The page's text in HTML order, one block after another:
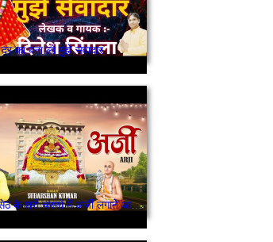
दर का बना लो मुझे सेवादार
सांवलिया सेठ के श्री चरणों में अर्जी लगाने आया हूं